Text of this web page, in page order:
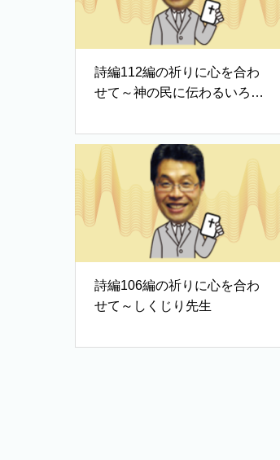
詩編112編の祈りに心を合わ
せて～神の民に伝わるいろは
詩編106編の祈りに心を合わ
せて～しくじり先生